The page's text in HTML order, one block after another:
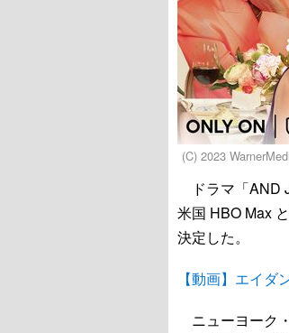
(C) 2023
ドラマ「AND
米国 HBO Max
決定した。
【動画】エイ
ニューヨーク